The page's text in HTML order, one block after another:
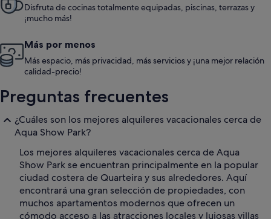
Disfruta de cocinas totalmente equipadas, piscinas, terrazas y
¡mucho más!
Más por menos
Más espacio, más privacidad, más servicios y ¡una mejor relación
calidad-precio!
Preguntas frecuentes
¿Cuáles son los mejores alquileres vacacionales cerca de
Aqua Show Park?
Los mejores alquileres vacacionales cerca de Aqua
Show Park se encuentran principalmente en la popular
ciudad costera de Quarteira y sus alrededores. Aquí
encontrará una gran selección de propiedades, con
muchos apartamentos modernos que ofrecen un
cómodo acceso a las atracciones locales y lujosas villas